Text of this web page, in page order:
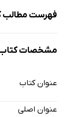
فهرست مطالب
یکم: فلسفۀ
مشخصات کتاب
عنوان کتاب
عنوان اصلی